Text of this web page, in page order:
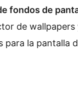
fondos de
de
para la pantalla